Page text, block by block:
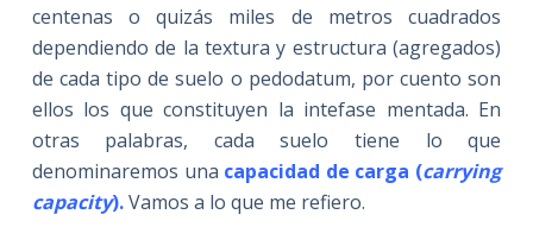
centenas o quizás miles de metros cuadrados
dependiendo de la textura y estructura (agregados)
de cada tipo de suelo o pedodatum, por cuento son
ellos los que constituyen la intefase mentada. En
otras palabras, cada suelo tiene lo que
denominaremos una capacidad de carga (carrying
capacity).Vamos a lo que me refiero.